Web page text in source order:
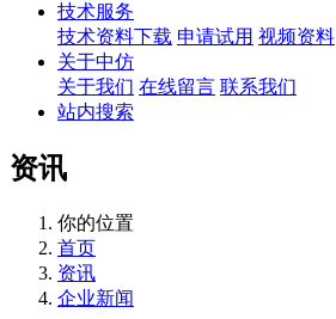
技术服务
技术资料下载 申请试用 视频资料
关于中仿
关于我们 在线留言 联系我们
站内搜索
资讯
你的位置
首页
资讯
企业新闻